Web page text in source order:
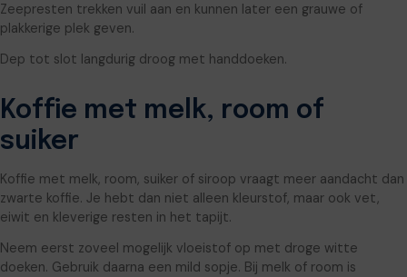
Zeepresten trekken vuil aan en kunnen later een grauwe of
plakkerige plek geven.
Dep tot slot langdurig droog met handdoeken.
Koffie met melk, room of
suiker
Koffie met melk, room, suiker of siroop vraagt meer aandacht dan
zwarte koffie. Je hebt dan niet alleen kleurstof, maar ook vet,
eiwit en kleverige resten in het tapijt.
Neem eerst zoveel mogelijk vloeistof op met droge witte
doeken. Gebruik daarna een mild sopje. Bij melk of room is